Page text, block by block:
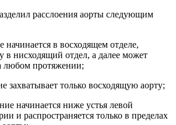
расслоения аорты следующим
начинается в восходящем отделе,
в нисходящий отдел, а далее может
любом протяжении;
захватывает только восходящую аорту;
начинается ниже устья левой
и распространяется только в пределах